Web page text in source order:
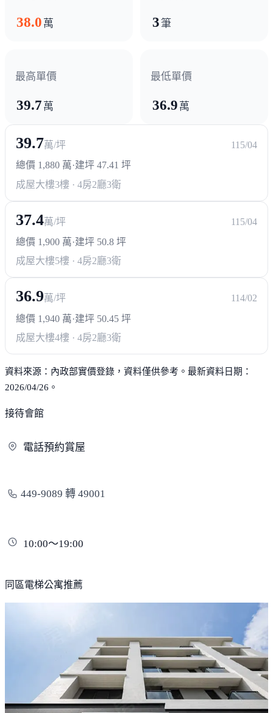
38.0 萬 3筆
最高單價
39.7 萬
最低單價
36.9 萬
39.7萬/坪
115/04
總價 1,880 萬·建坪 47.41 坪
成屋大樓3樓 · 4房2廳3衛
37.4萬/坪
115/04
總價 1,900 萬·建坪 50.8 坪
成屋大樓5樓 · 4房2廳3衛
36.9萬/坪
114/02
總價 1,940 萬·建坪 50.45 坪
成屋大樓4樓 · 4房2廳3衛
資料來源：內政部實價登錄，資料僅供參考。最新資料日期：
2026/04/26。
接待會館
電話預約賞屋
449-9089 轉 49001
10:00～19:00
同區電梯公寓推薦